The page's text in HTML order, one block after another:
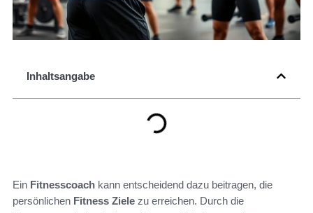
Inhaltsangabe
Ein Fitnesscoach kann entscheidend dazu beitragen, die
persönlichen Fitness Ziele zu erreichen. Durch die